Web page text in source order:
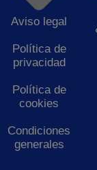
Aviso legal
Política de
privacidad
Política de
cookies
Condiciones
generales